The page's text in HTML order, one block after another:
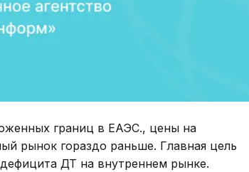
границ в ЕАЭС., цены на
рынок гораздо раньше. Главная цель
ДТ на внутреннем рынке.